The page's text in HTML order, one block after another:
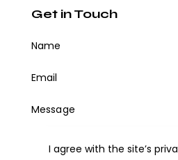
Get in Touch
I agree with the site’s